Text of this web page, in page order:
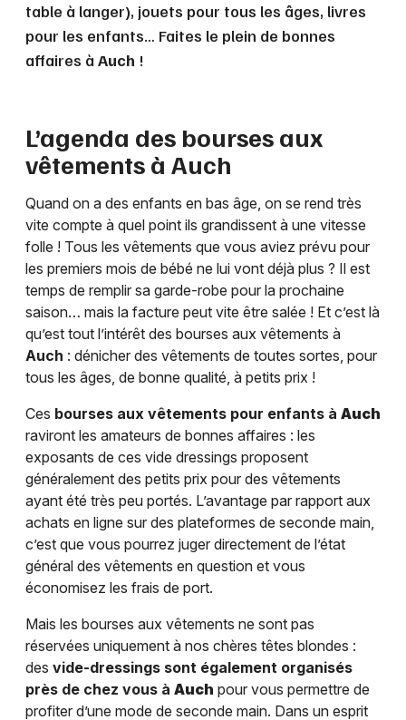
table à langer), jouets pour tous les âges, livres
pour les enfants… Faites le plein de bonnes
affaires à Auch !
L’agenda des bourses aux
vêtements à Auch
Quand on a des enfants en bas âge, on se rend très
vite compte à quel point ils grandissent à une vitesse
folle ! Tous les vêtements que vous aviez prévu pour
les premiers mois de bébé ne lui vont déjà plus ? Il est
temps de remplir sa garde-robe pour la prochaine
saison… mais la facture peut vite être salée ! Et c’est là
qu’est tout l’intérêt des bourses aux vêtements à
Auch : dénicher des vêtements de toutes sortes, pour
tous les âges, de bonne qualité, à petits prix !
Ces bourses aux vêtements pour enfants à Auch
raviront les amateurs de bonnes affaires : les
exposants de ces vide dressings proposent
généralement des petits prix pour des vêtements
ayant été très peu portés. L’avantage par rapport aux
achats en ligne sur des plateformes de seconde main,
c’est que vous pourrez juger directement de l’état
général des vêtements en question et vous
économisez les frais de port.
Mais les bourses aux vêtements ne sont pas
réservées uniquement à nos chères têtes blondes :
des vide-dressings sont également organisés
près de chez vous à Auch pour vous permettre de
profiter d’une mode de seconde main. Dans un esprit